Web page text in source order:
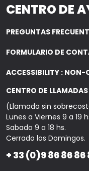
CENTRO DE
PREGUNTAS
FORMULARIO DE
ACCESSIBILITY : NON-
CENTRO DE LLAMADAS
(Llamada sin
Lunes a Viernes 9 a 19
Sabado 9 a 18 hs.
Cerrado los Domingos.
+ 33 (0)9 86 86 86